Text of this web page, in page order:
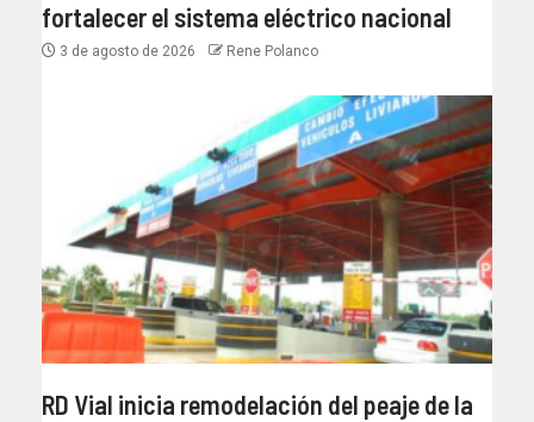
fortalecer el sistema eléctrico nacional
3 de agosto de 2026 Rene Polanco
RD Vial inicia remodelación del peaje de la